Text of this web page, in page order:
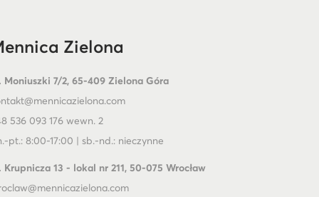
Zielona
Moniuszki 7/2, 65-409 Zielona Góra
536 093 176 wewn. 2
pt.: 8:00-17:00 | sb.-nd.: nieczynne
Krupnicza 13 - lokal nr 211, 50-075 Wrocław